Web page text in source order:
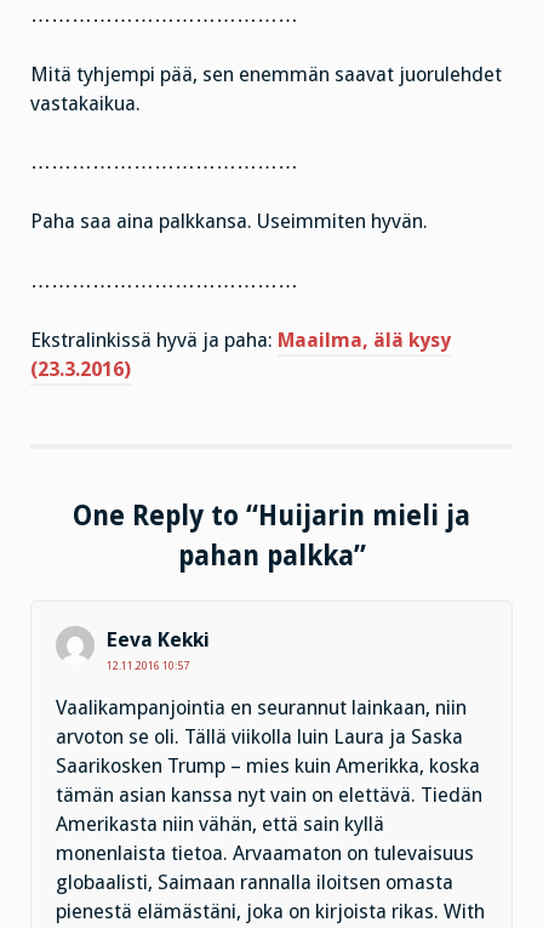
…………………………………
Mitä tyhjempi pää, sen enemmän saavat juorulehdet
vastakaikua.
…………………………………
Paha saa aina palkkansa. Useimmiten hyvän.
…………………………………
Ekstralinkissä hyvä ja paha: Maailma, älä kysy
(23.3.2016)
One Reply to “Huijarin mieli ja
pahan palkka”
Eeva Kekki
12.11.2016 10:57
Vaalikampanjointia en seurannut lainkaan, niin
arvoton se oli. Tällä viikolla luin Laura ja Saska
Saarikosken Trump – mies kuin Amerikka, koska
tämän asian kanssa nyt vain on elettävä. Tiedän
Amerikasta niin vähän, että sain kyllä
monenlaista tietoa. Arvaamaton on tulevaisuus
globaalisti, Saimaan rannalla iloitsen omasta
pienestä elämästäni, joka on kirjoista rikas. With